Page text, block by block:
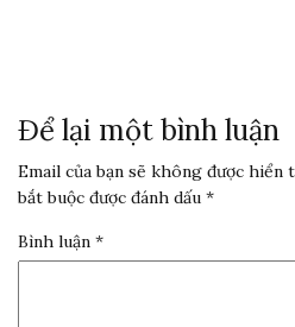
Để lại một bình luận
Email của bạn sẽ không được hiển
bắt buộc được đánh dấu *
Bình luận *